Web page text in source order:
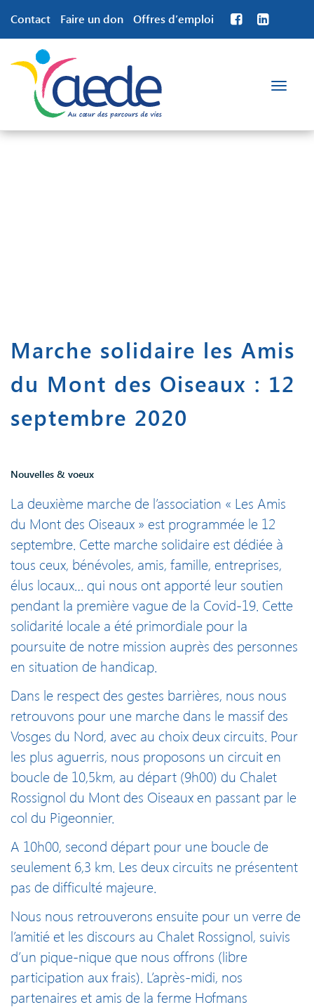
Contact Faire un don Offres d’emploi
Toggle
Marche solidaire les Amis
du Mont des Oiseaux : 12
septembre 2020
Nouvelles & voeux
La deuxième marche de l’association « Les Amis
du Mont des Oiseaux » est programmée le 12
septembre. Cette marche solidaire est dédiée à
tous ceux, bénévoles, amis, famille, entreprises,
élus locaux… qui nous ont apporté leur soutien
pendant la première vague de la Covid-19. Cette
solidarité locale a été primordiale pour la
poursuite de notre mission auprès des personnes
en situation de handicap.
Dans le respect des gestes barrières, nous nous
retrouvons pour une marche dans le massif des
Vosges du Nord, avec au choix deux circuits. Pour
les plus aguerris, nous proposons un circuit en
boucle de 10,5km, au départ (9h00) du Chalet
Rossignol du Mont des Oiseaux en passant par le
col du Pigeonnier.
A 10h00, second départ pour une boucle de
seulement 6,3 km. Les deux circuits ne présentent
pas de difficulté majeure.
Nous nous retrouverons ensuite pour un verre de
l’amitié et les discours au Chalet Rossignol, suivis
d’un pique-nique que nous offrons (libre
participation aux frais). L’après-midi, nos
partenaires et amis de la ferme Hofmans